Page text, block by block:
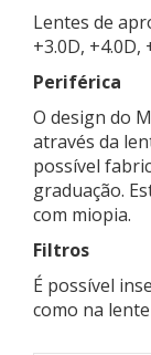
Lentes de
+3.0D, +4.0D,
Periférica
O design do
através da
possível
graduação.
com miopia.
Filtros
É possível
como na